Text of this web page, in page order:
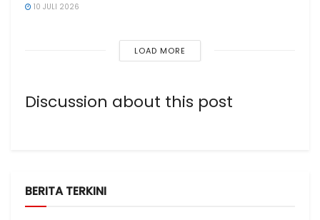
10 JULI 2026
LOAD MORE
Discussion about this post
BERITA TERKINI